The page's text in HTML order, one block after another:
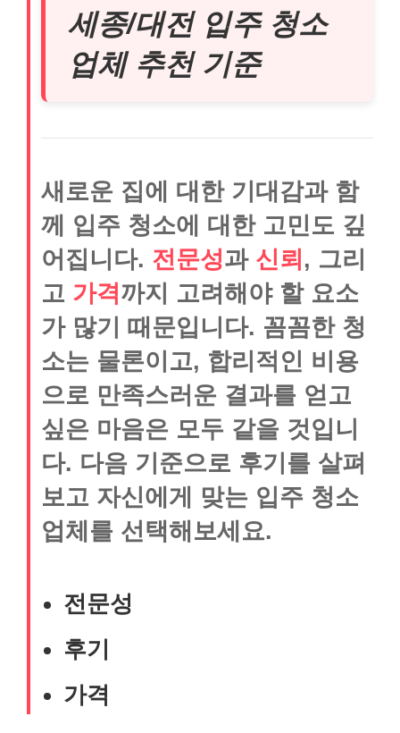
세종/대전 입주 청소
업체 추천 기준
새로운 집에 대한 기대감과 함
께 입주 청소에 대한 고민도 깊
어집니다. 전문성과 신뢰 , 그리
고 가격까지 고려해야 할 요소
가 많기 때문입니다. 꼼꼼한 청
소는 물론이고, 합리적인 비용
으로 만족스러운 결과를 얻고
싶은 마음은 모두 같을 것입니
다. 다음 기준으로 후기를 살펴
보고 자신에게 맞는 입주 청소
업체를 선택해보세요.
전문성
후기
가격